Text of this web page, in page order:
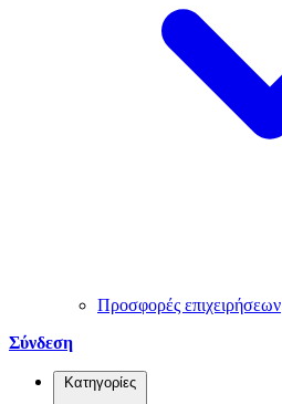
Προσφορές επιχειρήσεων
Σύνδεση
Κατηγορίες